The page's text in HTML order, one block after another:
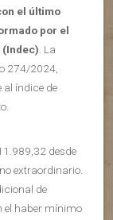
el último
por el
. La
274/2024,
al índice de
desde
extraordinario.
de
el haber mínimo